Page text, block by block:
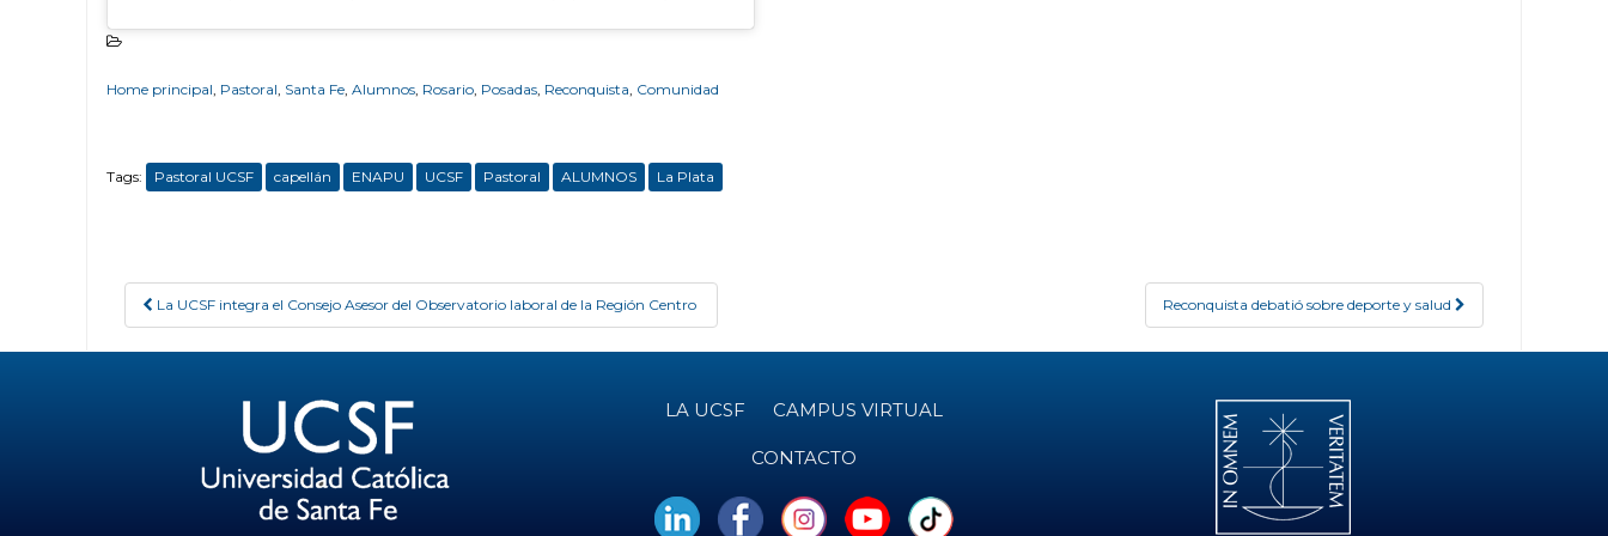
Home principal Pastoral Santa Fe Alumnos Rosario Posadas Reconquista Comunidad
Tags: Pastoral UCSF capellán ENAPU UCSF Pastoral ALUMNOS La Plata
Post navigation
La UCSF integra el Consejo Asesor del Observatorio laboral de la Región Centro Reconquista debatió sobre deporte y salud
LA UCSF CAMPUS VIRTUAL
CONTACTO